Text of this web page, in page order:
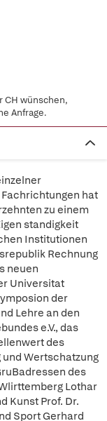
CH wünschen,
Anfrage.
hat
zu einem
standigkeit
Institutionen
Rechnung
neuen
Universitat
der
Lehre an den
e.V., das
des
Wertschatzung
des
Lothar
Kunst Prof. Dr.
Sport Gerhard